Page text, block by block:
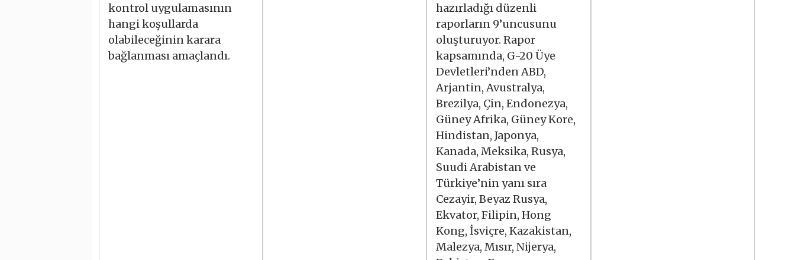
kontrol uygulamasının
hangi koşullarda
olabileceğinin karara
bağlanması amaçlandı.
hazırladığı düzenli
raporların 9’uncusunu
oluşturuyor. Rapor
kapsamında, G-20 Üye
Devletleri’nden ABD,
Arjantin, Avustralya,
Brezilya, Çin, Endonezya,
Güney Afrika, Güney Kore,
Hindistan, Japonya,
Kanada, Meksika, Rusya,
Suudi Arabistan ve
Türkiye’nin yanı sıra
Cezayir, Beyaz Rusya,
Ekvator, Filipin, Hong
Kong, İsviçre, Kazakistan,
Malezya, Mısır, Nijerya,